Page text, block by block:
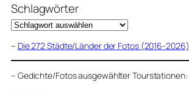
Schlagwörter
– Die 272 Städte/Länder der Fotos (2016-2026)
– Gedichte/Fotos ausgewählter Tourstationen: